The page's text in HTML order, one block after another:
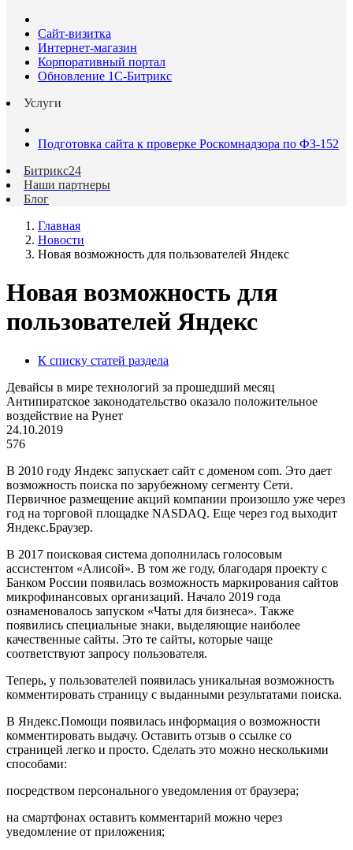
Сайт-визитка
Интернет-магазин
Корпоративный портал
Обновление 1С-Битрикс
Услуги
Подготовка сайта к проверке Роскомнадзора по ФЗ-152
Битрикс24
Наши партнеры
Блог
Главная
Новости
Новая возможность для пользователей Яндекс
Новая возможность для
пользователей Яндекс
К списку статей раздела
Девайсы в мире технологий за прошедший месяц
Антипиратское законодательство оказало положительное
воздействие на Рунет
24.10.2019
576
В 2010 году Яндекс запускает сайт с доменом com. Это дает
возможность поиска по зарубежному сегменту Сети.
Первичное размещение акций компании произошло уже через
год на торговой площадке NASDAQ. Еще через год выходит
Яндекс.Браузер.
В 2017 поисковая система дополнилась голосовым
ассистентом «Алисой». В том же году, благодаря проекту с
Банком России появилась возможность маркирования сайтов
микрофинансовых организаций. Начало 2019 года
ознаменовалось запуском «Чаты для бизнеса». Также
появились специальные знаки, выделяющие наиболее
качественные сайты. Это те сайты, которые чаще
соответствуют запросу пользователя.
Теперь, у пользователей появилась уникальная возможность
комментировать страницу с выданными результатами поиска.
В Яндекс.Помощи появилась информация о возможности
комментировать выдачу. Оставить отзыв о ссылке со
страницей легко и просто. Сделать это можно несколькими
способами:
посредством персонального уведомления от браузера;
на смартфонах оставить комментарий можно через
уведомление от приложения;